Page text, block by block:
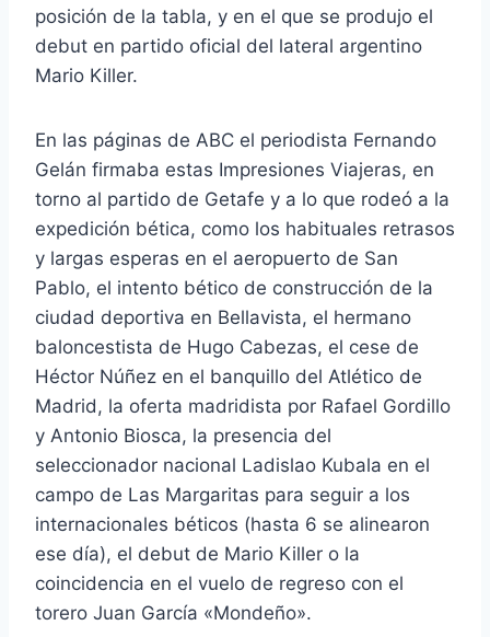
posición de la tabla, y en el que se produjo el
debut en partido oficial del lateral argentino
Mario Killer.
En las páginas de ABC el periodista Fernando
Gelán firmaba estas Impresiones Viajeras, en
torno al partido de Getafe y a lo que rodeó a la
expedición bética, como los habituales retrasos
y largas esperas en el aeropuerto de San
Pablo, el intento bético de construcción de la
ciudad deportiva en Bellavista, el hermano
baloncestista de Hugo Cabezas, el cese de
Héctor Núñez en el banquillo del Atlético de
Madrid, la oferta madridista por Rafael Gordillo
y Antonio Biosca, la presencia del
seleccionador nacional Ladislao Kubala en el
campo de Las Margaritas para seguir a los
internacionales béticos (hasta 6 se alinearon
ese día), el debut de Mario Killer o la
coincidencia en el vuelo de regreso con el
torero Juan García «Mondeño».